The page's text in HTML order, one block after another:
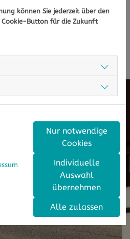
Apotheke
können Sie jederzeit über den
Button für die Zukunft
Nur notwendige
Cookies
Individuelle
Auswahl
übernehmen
Alle zulassen